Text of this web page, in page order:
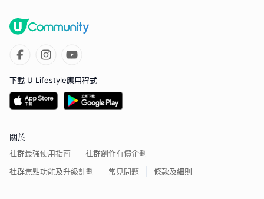
下載 U Lifestyle應用程式
關於
社群最強使用指南
社群創作有價企劃
社群焦點功能及升級計劃
常見問題 條款及細則